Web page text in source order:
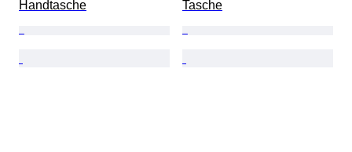
Handtasche Tasche